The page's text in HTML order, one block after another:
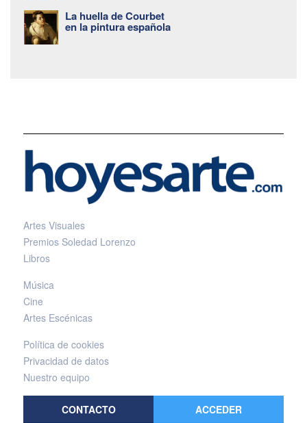
La huella de Courbet
en la pintura española
Artes Visuales
Premios Soledad Lorenzo
Libros
Música
Cine
Artes Escénicas
Política de cookies
Privacidad de datos
Nuestro equipo
CONTACTO ACCEDER